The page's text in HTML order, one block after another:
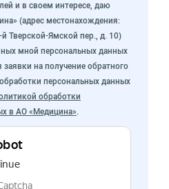
и в своем интересе, даю
(адрес местонахождения:
Тверской-Ямской пер., д. 10)
мной персональных данных
на получение обратного
обработки персональных данных
обработки
в АО «Медицина».